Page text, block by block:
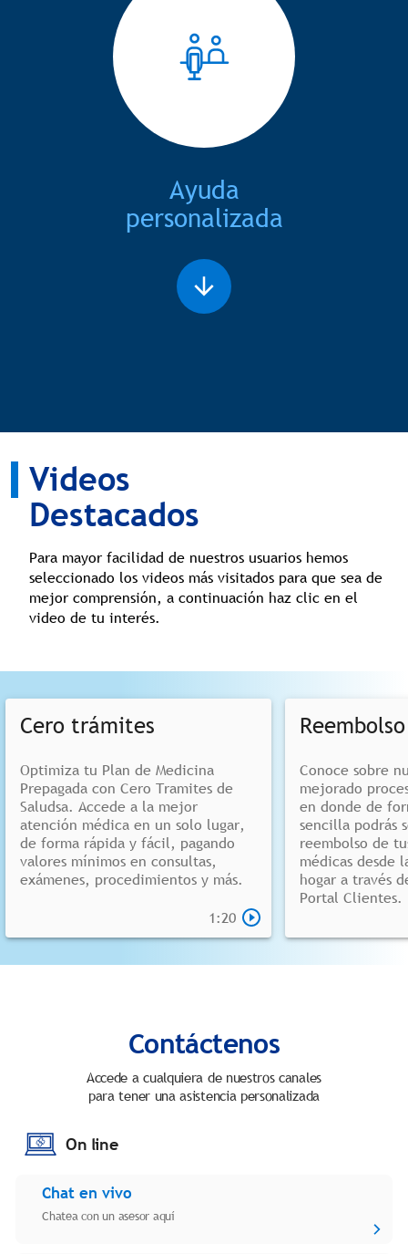
Ayuda
personalizada
Videos
Destacados
Para mayor facilidad de nuestros usuarios hemos
seleccionado los videos más visitados para que sea de
mejor comprensión, a continuación haz clic en el
video de tu interés.
Cero trámites
Optimiza tu Plan de Medicina
Prepagada con Cero Tramites de
Saludsa. Accede a la mejor
atención médica en un solo lugar,
de forma rápida y fácil, pagando
valores mínimos en consultas,
exámenes, procedimientos y más.
1:20
Conoce sobre
mejorado
en donde de
sencilla podrás
reembolso de
médicas desde
hogar a través
Portal Clientes.
Contáctenos
Accede a cualquiera de nuestros canales
para tener una asistencia personalizada
On line
Chat en vivo
Chatea con un asesor aquí